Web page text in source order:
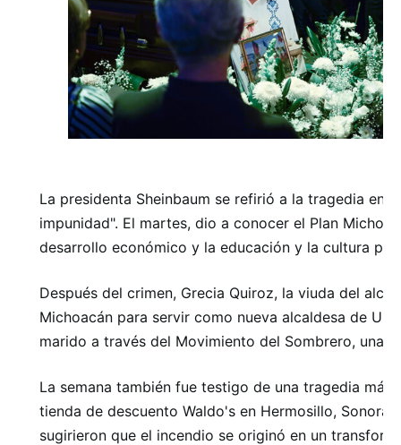
La presidenta Sheinbaum se refirió a la tragedia en
impunidad". El martes, dio a conocer el Plan
desarrollo económico y la educación y la cultura
Después del crimen, Grecia Quiroz, la viuda del
Michoacán para servir como nueva alcaldesa de
marido a través del Movimiento del Sombrero, una
La semana también fue testigo de una tragedia
tienda de descuento Waldo's en Hermosillo,
sugirieron que el incendio se originó en un